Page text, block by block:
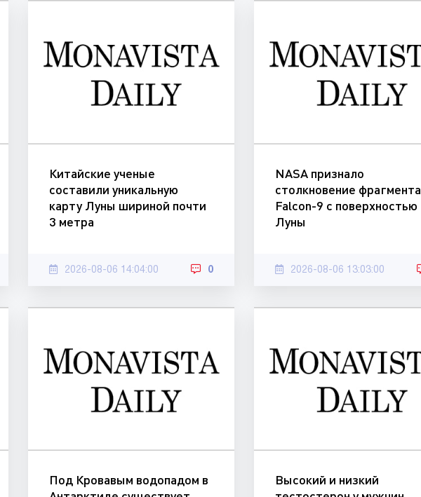
Китайские ученые
составили уникальную
карту Луны шириной почти
3 метра
2026-08-06 14:04:00 0
NASA признало
столкновение фрагмента
Falcon-9 с поверхностью
Луны
2026-08-06 13:03:00
Под Кровавым водопадом в
Высокий и низкий